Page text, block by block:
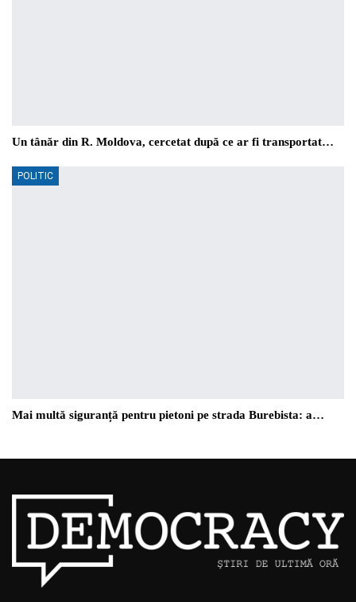
Un tânăr din R. Moldova, cercetat după ce ar fi transportat…
POLITIC
Mai multă siguranță pentru pietoni pe strada Burebista: a…